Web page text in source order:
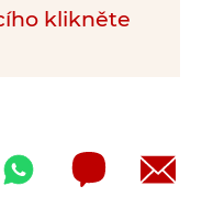
klikněte